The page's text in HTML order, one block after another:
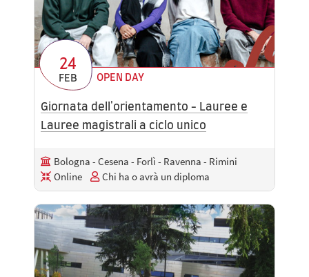
24
FEB OPEN DAY
Giornata dell'orientamento - Lauree e
Lauree magistrali a ciclo unico
Bologna - Cesena - Forlì - Ravenna - Rimini
Online
Chi ha o avrà un diploma